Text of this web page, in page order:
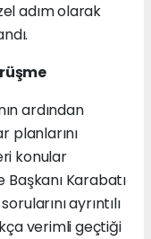
adım olarak
ardından
planlarını
konular
Karabatı
ayrıntılı
verimli geçtiği